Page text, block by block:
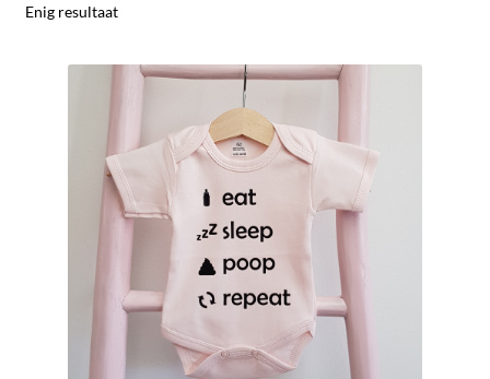
Keukenschort
Klantenservice
Enig resultaat